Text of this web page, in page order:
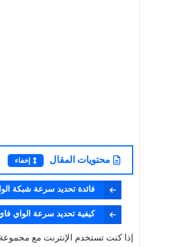
محتويات المقال إخفاء
فائدة تحديد سرعة شبكة
كيفية تحديد سرعة الواي
إذا كنت تستخدم الإنترنت مع